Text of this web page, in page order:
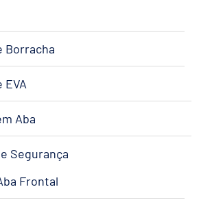
Borracha
EVA
Aba
Segurança
Frontal